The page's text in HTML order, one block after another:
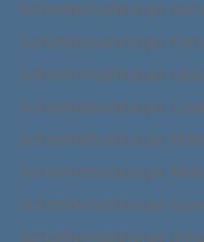
Schönheitschirurgie
Schönheitschirurgie
Schönheitschirurgie
Schönheitschirurgie
Schönheitschirurgie
Schönheitschirurgie
Schönheitschirurgie
Schönheitschirurgie